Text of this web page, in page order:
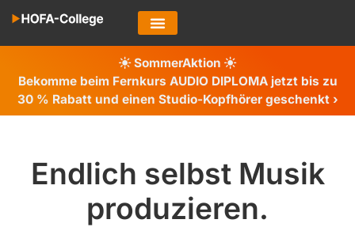
SommerAktion
Bekomme beim Fernkurs AUDIO DIPLOMA jetzt bis zu
30 % Rabatt und einen Studio-Kopfhörer geschenkt ›
Endlich selbst Musik
produzieren.